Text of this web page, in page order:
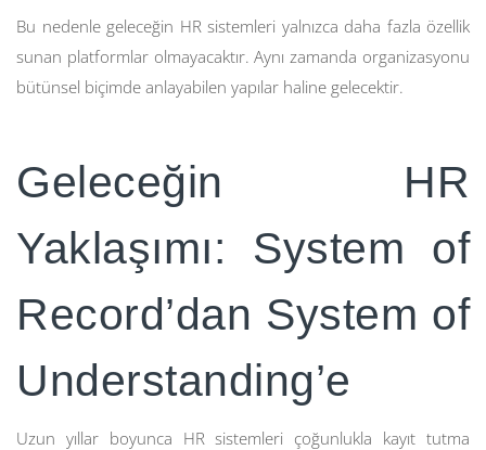
Bu nedenle geleceğin HR sistemleri yalnızca daha fazla özellik
sunan platformlar olmayacaktır. Aynı zamanda organizasyonu
bütünsel biçimde anlayabilen yapılar haline gelecektir.
Geleceğin HR
Yaklaşımı: System of
Record’dan System of
Understanding’e
Uzun yıllar boyunca HR sistemleri çoğunlukla kayıt tutma